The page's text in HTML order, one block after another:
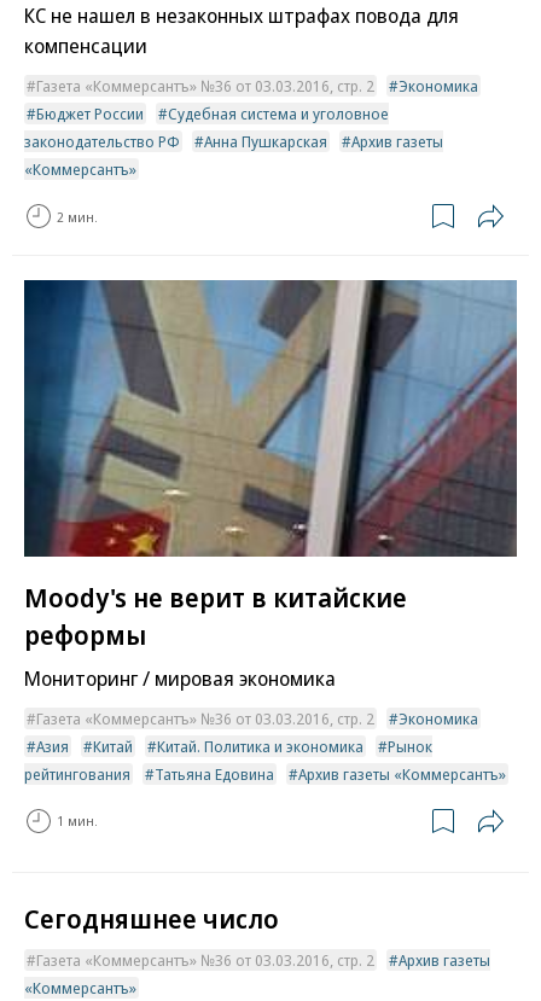
КС не нашел в незаконных штрафах повода для
компенсации
Газета «Коммерсантъ» №36 от 03.03.2016, стр. 2
Экономика
Бюджет России
Судебная система и уголовное
законодательство РФ
Анна Пушкарская
Архив газеты
«Коммерсантъ»
2 мин.
Moody's не верит в китайские
реформы
Мониторинг / мировая экономика
Газета «Коммерсантъ» №36 от 03.03.2016, стр. 2
Экономика
Азия
Китай Китай. Политика и экономика
Рынок
рейтингования
Татьяна Едовина Архив газеты «Коммерсантъ»
1 мин.
Сегодняшнее число
Газета «Коммерсантъ» №36 от 03.03.2016, стр. 2
Архив газеты
«Коммерсантъ»